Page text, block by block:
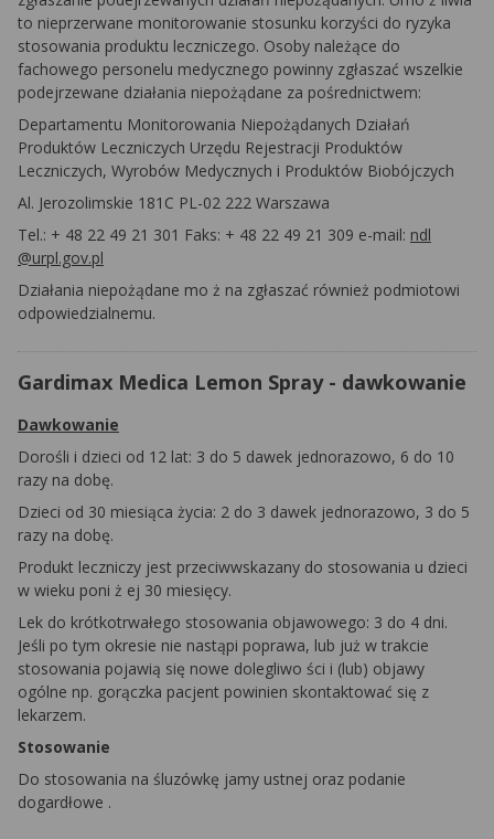
to nieprzerwane monitorowanie stosunku korzyści do ryzyka
stosowania produktu leczniczego. Osoby należące do
fachowego personelu medycznego powinny zgłaszać wszelkie
podejrzewane działania niepożądane za pośrednictwem:
Departamentu Monitorowania Niepożądanych Działań
Produktów Leczniczych Urzędu Rejestracji Produktów
Leczniczych, Wyrobów Medycznych i Produktów Biobójczych
Al. Jerozolimskie 181C PL-02 222 Warszawa
Tel.: + 48 22 49 21 301 Faks: + 48 22 49 21 309 e-mail: ndl
@urpl.gov.pl
Działania niepożądane mo ż na zgłaszać również podmiotowi
odpowiedzialnemu.
Gardimax Medica Lemon Spray - dawkowanie
Dawkowanie
Dorośli i dzieci od 12 lat: 3 do 5 dawek jednorazowo, 6 do 10
razy na dobę.
Dzieci od 30 miesiąca życia: 2 do 3 dawek jednorazowo, 3 do 5
razy na dobę.
Produkt leczniczy jest przeciwwskazany do stosowania u dzieci
w wieku poni ż ej 30 miesięcy.
Lek do krótkotrwałego stosowania objawowego: 3 do 4 dni.
Jeśli po tym okresie nie nastąpi poprawa, lub już w trakcie
stosowania pojawią się nowe dolegliwo ści i (lub) objawy
ogólne np. gorączka pacjent powinien skontaktować się z
lekarzem.
Stosowanie
Do stosowania na śluzówkę jamy ustnej oraz podanie
dogardłowe .